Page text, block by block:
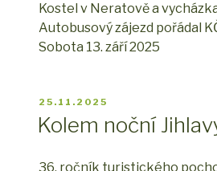
Kostel v Neratově a
Autobusový zájezd pořádal
Sobota 13. září 2025
PUBLIKOVÁNO
25.11.2025
Kolem noční
36. ročník turistického